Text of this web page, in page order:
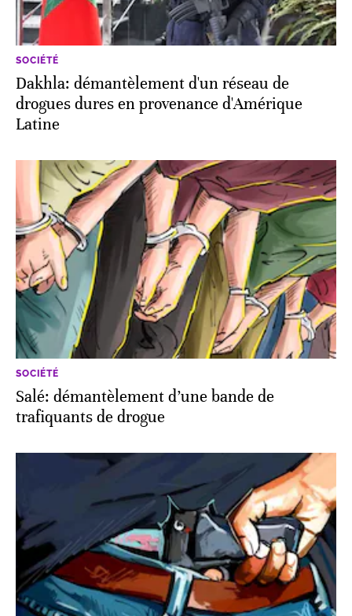
SOCIÉTÉ
Dakhla: démantèlement d'un réseau de
drogues dures en provenance d'Amérique
Latine
SOCIÉTÉ
Salé: démantèlement d’une bande de
trafiquants de drogue